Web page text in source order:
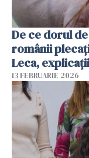
De ce dorul
românii
Leca,
13 FEBRUARIE 2026